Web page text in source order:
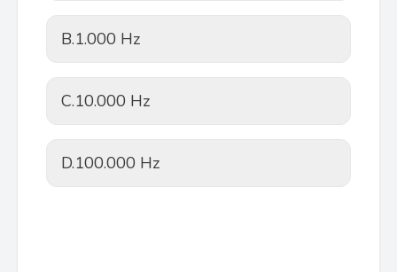
B.1.000 Hz
C.10.000 Hz
D.100.000 Hz